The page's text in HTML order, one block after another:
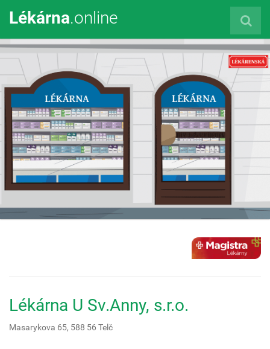
Lékárna.online
Lékárna U Sv.Anny, s.r.o.
Masarykova 65, 588 56 Telč